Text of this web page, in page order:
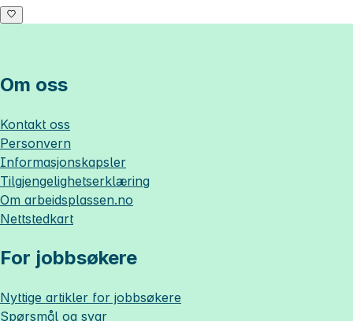
Om oss
Kontakt oss
Personvern
Informasjonskapsler
Tilgjengelighetserklæring
Om arbeidsplassen.no
Nettstedkart
For jobbsøkere
Nyttige artikler for jobbsøkere
Spørsmål og svar